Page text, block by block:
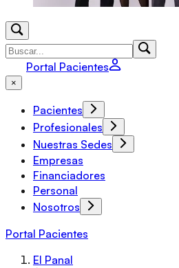
Portal Pacientes
×
Pacientes
Profesionales
Nuestras Sedes
Empresas
Financiadores
Personal
Nosotros
Portal Pacientes
El Panal